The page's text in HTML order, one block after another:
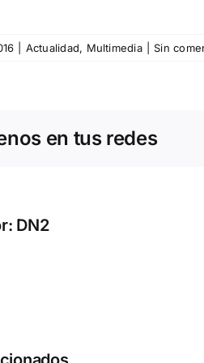
Actualidad, Multimedia Sin
en tus redes
DN2